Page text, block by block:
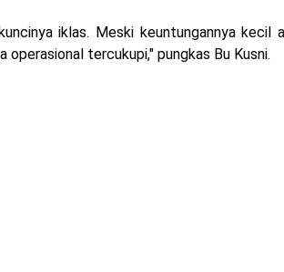
iklas. Meski keuntungannya kecil
operasional tercukupi," pungkas Bu Kusni.